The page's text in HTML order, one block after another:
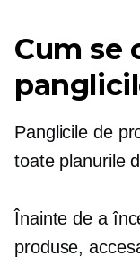
Cum se
Panglicile de
toate planurile
Înainte de a
produse,